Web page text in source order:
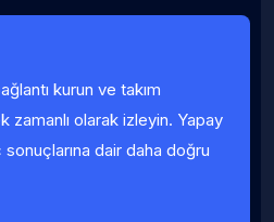
kurun ve takım
zamanlı olarak izleyin. Yapay
dair daha doğru